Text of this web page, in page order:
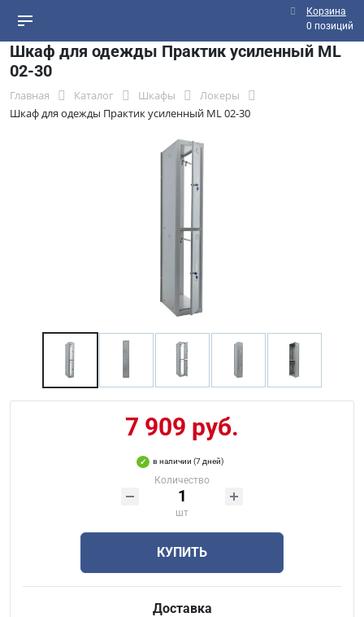
Корзина
0 позиций
Шкаф для одежды Практик усиленный ML
02-30
Главная Каталог Шкафы
Локеры
Шкаф для одежды Практик усиленный ML 02-30
7 909 руб.
в наличии (7 дней)
Количество
шт
КУПИТЬ
Доставка